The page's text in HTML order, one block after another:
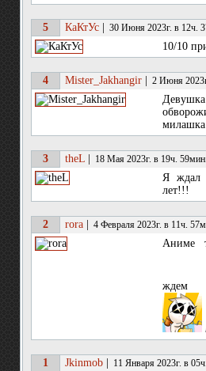
5 КаКтУс 30 Июня 2023г. в 12ч.
10/10
4 Mister_Jakhangir 2 Июня
милашка
3 theL 18 Мая 2023г. в 19ч. 59мин.
Я ждал
лет!!!
2 rora 4 Февраля 2023г. в 11ч.
Аниме
ждем
1 Jkinmob 11 Января 2023г. в